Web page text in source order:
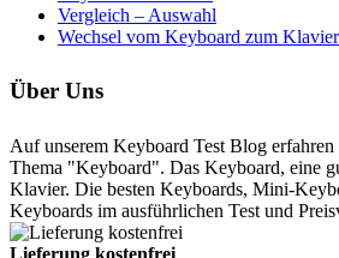
Vergleich – Auswahl
Wechsel vom Keyboard zum
Über Uns
Auf unserem Keyboard Test Blog erfahren
Thema "Keyboard". Das Keyboard, eine
Klavier. Die besten Keyboards, Mini-
Keyboards im ausführlichen Test und
Lieferung kostenfrei